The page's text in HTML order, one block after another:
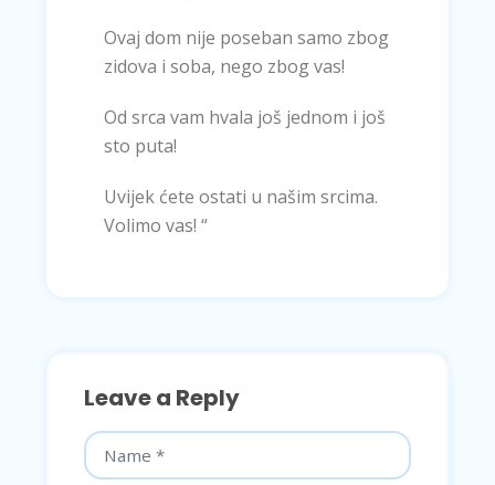
Ovaj dom nije poseban samo zbog
zidova i soba, nego zbog vas!
Od srca vam hvala još jednom i još
sto puta!
Uvijek ćete ostati u našim srcima.
Volimo vas! “
Leave a Reply